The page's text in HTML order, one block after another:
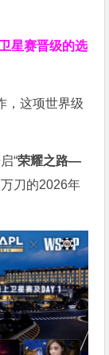
星赛晋级的选
，这项世界级
“荣耀之路—
刀的2026年